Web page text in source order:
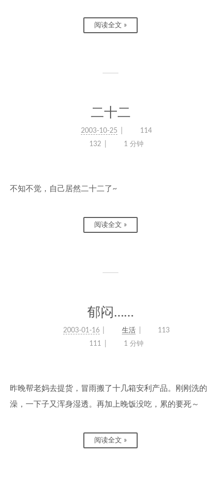
阅读全文 »
二十二
2003-10-25
114
132
1 分钟
不知不觉，自己居然二十二了~
阅读全文 »
郁闷……
2003-01-16 生活
113
111
1 分钟
昨晚帮老妈去提货，冒雨搬了十几箱安利产品。刚刚洗的
澡，一下子又浑身湿透。再加上晚饭没吃，累的要死～
阅读全文 »